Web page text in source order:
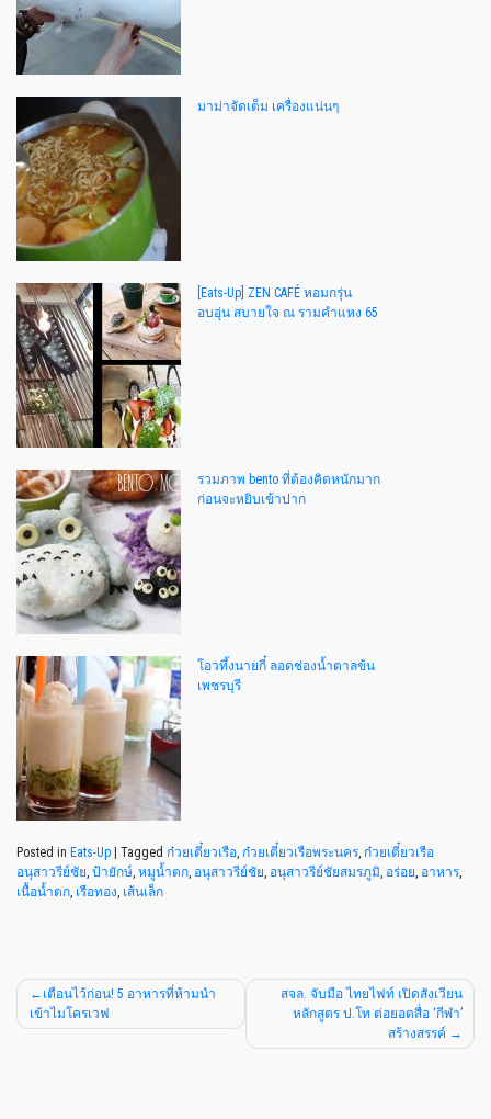
มาม่าจัดเต็ม เครื่องแน่นๆ
[Eats-Up] ZEN CAFÉ หอมกรุ่น
อบอุ่น สบายใจ ณ รามคำแหง 65
รวมภาพ bento ที่ต้องคิดหนักมาก
ก่อนจะหยิบเข้าปาก
โอวทึ้งนายกี๋ ลอดช่องน้ำตาลข้น
เพชรบุรี
Posted in Eats-Up | Tagged ก๋วยเตี๋ยวเรือ ก๋วยเตี๋ยวเรือพระนคร ก๋วยเตี๋ยวเรือ
อนุสาวรีย์ชัย ป้ายักษ์ หมูน้ำตก อนุสาวรีย์ชัย อนุสาวรีย์ชัยสมรภูมิ อร่อย อาหาร
เนื้อน้ำตก เรือทอง เส้นเล็ก
เตือนไว้ก่อน! 5 อาหารที่ห้ามนำ
เข้าไมโครเวฟ
สจล. จับมือ ไทยไฟท์ เปิดสังเวียน
หลักสูตร ป.โท ต่อยอดสื่อ ‘กีฬา’
สร้างสรรค์